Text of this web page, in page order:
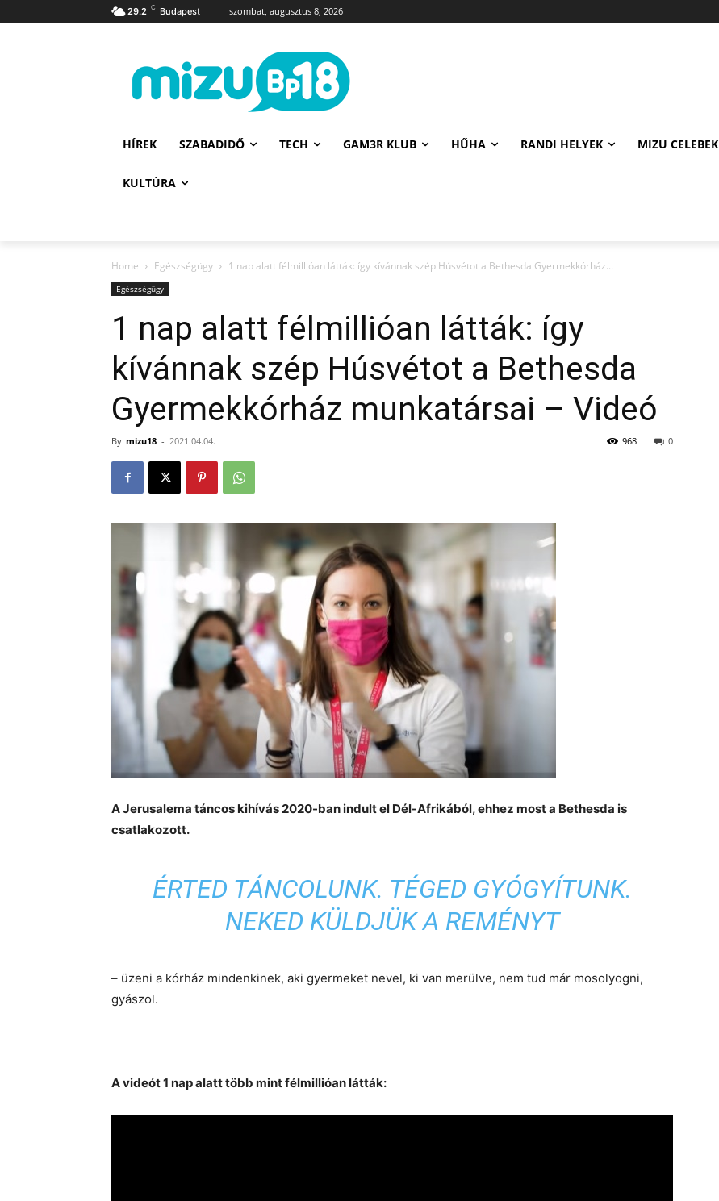
29.2 C Budapest szombat, augusztus 8, 2026
HÍREK SZABADIDŐ TECH GAM3R KLUB HŰHA RANDI HELYEK MIZU CELEBEK
KULTÚRA
Home Egészségügy 1 nap alatt félmillióan látták: így kívánnak szép Húsvétot a Bethesda Gyermekkórház...
Egészségügy
1 nap alatt félmillióan látták: így
kívánnak szép Húsvétot a Bethesda
Gyermekkórház munkatársai – Videó
By mizu18 - 2021.04.04. 0
968
A Jerusalema táncos kihívás 2020-ban indult el Dél-Afrikából, ehhez most a Bethesda is
csatlakozott.
ÉRTED TÁNCOLUNK. TÉGED GYÓGYÍTUNK.
NEKED KÜLDJÜK A REMÉNYT
– üzeni a kórház mindenkinek, aki gyermeket nevel, ki van merülve, nem tud már mosolyogni,
gyászol.
A videót 1 nap alatt több mint félmillióan látták: